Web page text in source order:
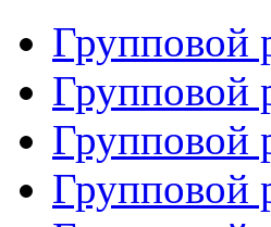
Групповой
Групповой
Групповой
Групповой